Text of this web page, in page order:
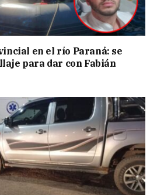
en el río Paraná: se
para dar con Fabián